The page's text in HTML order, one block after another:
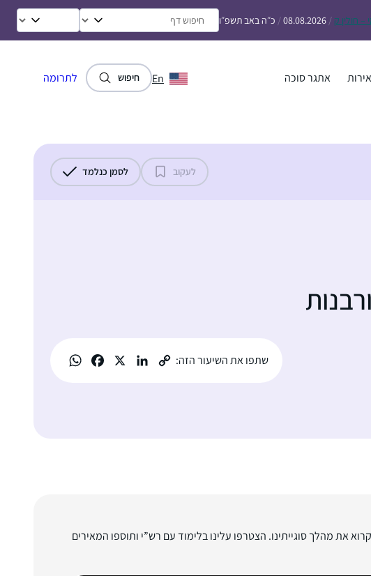
– חולין ק /
08.08.2026
/ כ״ה באב תשפ״ו
אתגר סוכה En חיפוש לתרומה
לעקוב לסמן כנלמד
שתפו את השיעור הזה:
את מהלך סוגייתינו. הצטרפו עלינו בלימוד עם רש”י ותוספו המאירים